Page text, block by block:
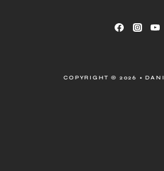
COPYRIGHT © 2026 •